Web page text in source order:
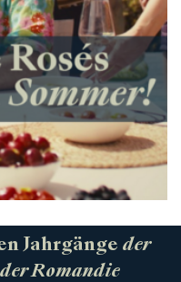
Jahrgänge der
Romandie